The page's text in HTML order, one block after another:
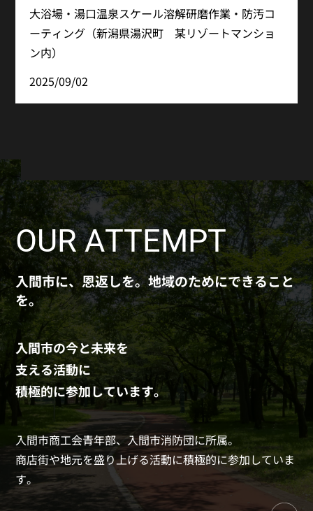
大浴場・湯口温泉スケール溶解研磨作業・防汚コ
ーティング（新潟県湯沢町 某リゾートマンショ
ン内）
2025/09/02
OUR ATTEMPT
入間市に、恩返しを。地域のためにできること
を。
入間市の今と未来を
支える活動に
積極的に参加しています。
入間市商工会青年部、入間市消防団に所属。
商店街や地元を盛り上げる活動に積極的に参加していま
す。